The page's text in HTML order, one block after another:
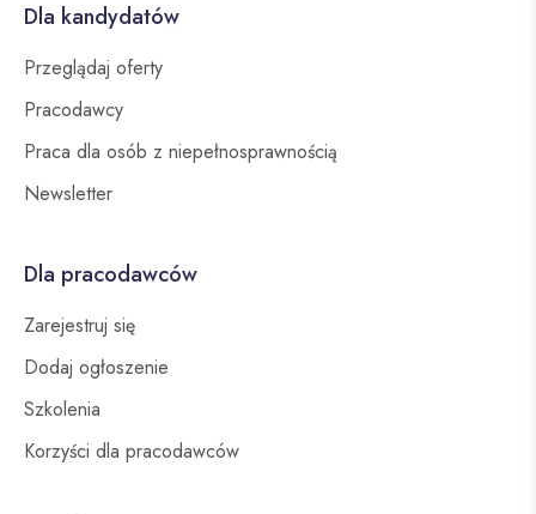
Dla kandydatów
Przeglądaj oferty
Pracodawcy
Praca dla osób z niepełnosprawnością
Newsletter
Dla pracodawców
Zarejestruj się
Dodaj ogłoszenie
Szkolenia
Korzyści dla pracodawców